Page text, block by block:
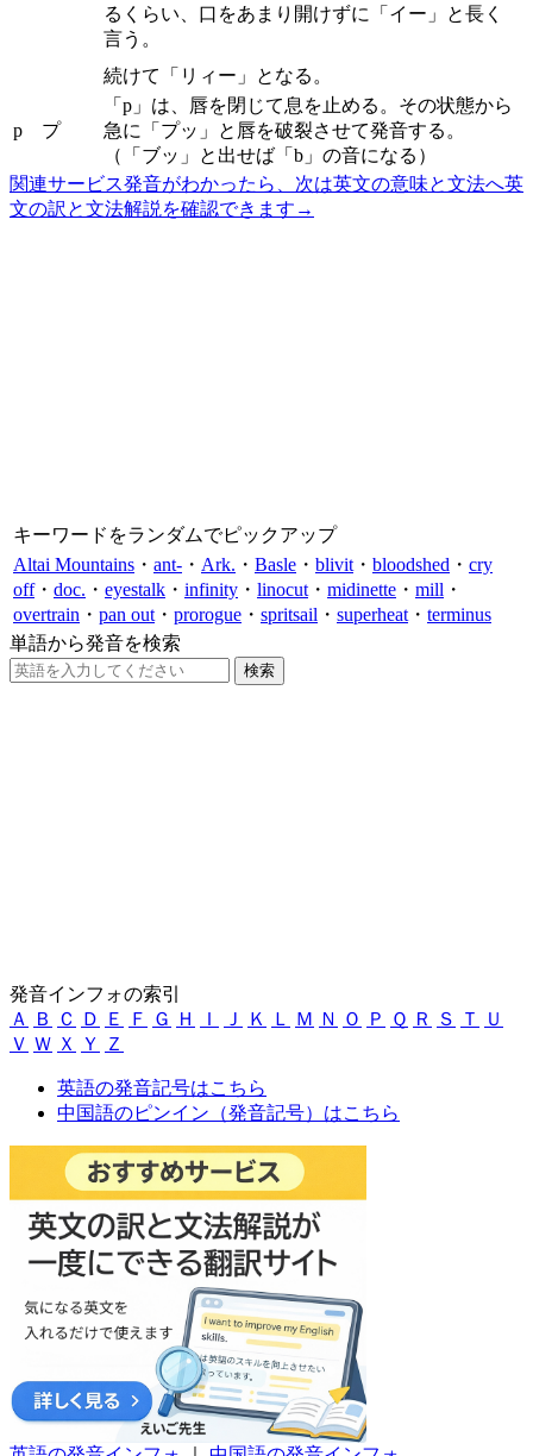
るくらい、口をあまり開けずに「イー」と長く
言う。
続けて「リィー」となる。
p プ
「p」は、唇を閉じて息を止める。その状態から
急に「プッ」と唇を破裂させて発音する。
（「ブッ」と出せば「b」の音になる）
関連サービス発音がわかったら、次は英文の意味と文法へ英
文の訳と文法解説を確認できます →
キーワードをランダムでピックアップ
Altai Mountains ・ ant- ・ Ark. ・ Basle ・ blivit ・ bloodshed ・ cry
off・ doc. ・ eyestalk ・ infinity ・ linocut ・ midinette ・ mill ・
overtrain ・ pan out ・ prorogue ・ spritsail ・ superheat ・ terminus
単語から発音を検索
発音インフォの索引
Ａ
Ｂ Ｃ Ｄ Ｅ Ｆ Ｇ Ｈ Ｉ Ｊ Ｋ Ｌ Ｍ Ｎ Ｏ Ｐ Ｑ Ｒ Ｓ Ｔ
Ｕ
Ｖ Ｗ Ｘ Ｙ Ｚ
英語の発音記号はこちら
中国語のピンイン（発音記号）はこちら